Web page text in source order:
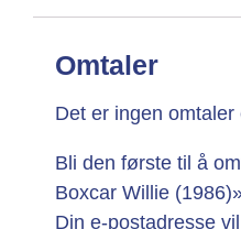
Omtaler
Det er ingen omtaler
Bli den første til å
Boxcar Willie
Din e-postadresse